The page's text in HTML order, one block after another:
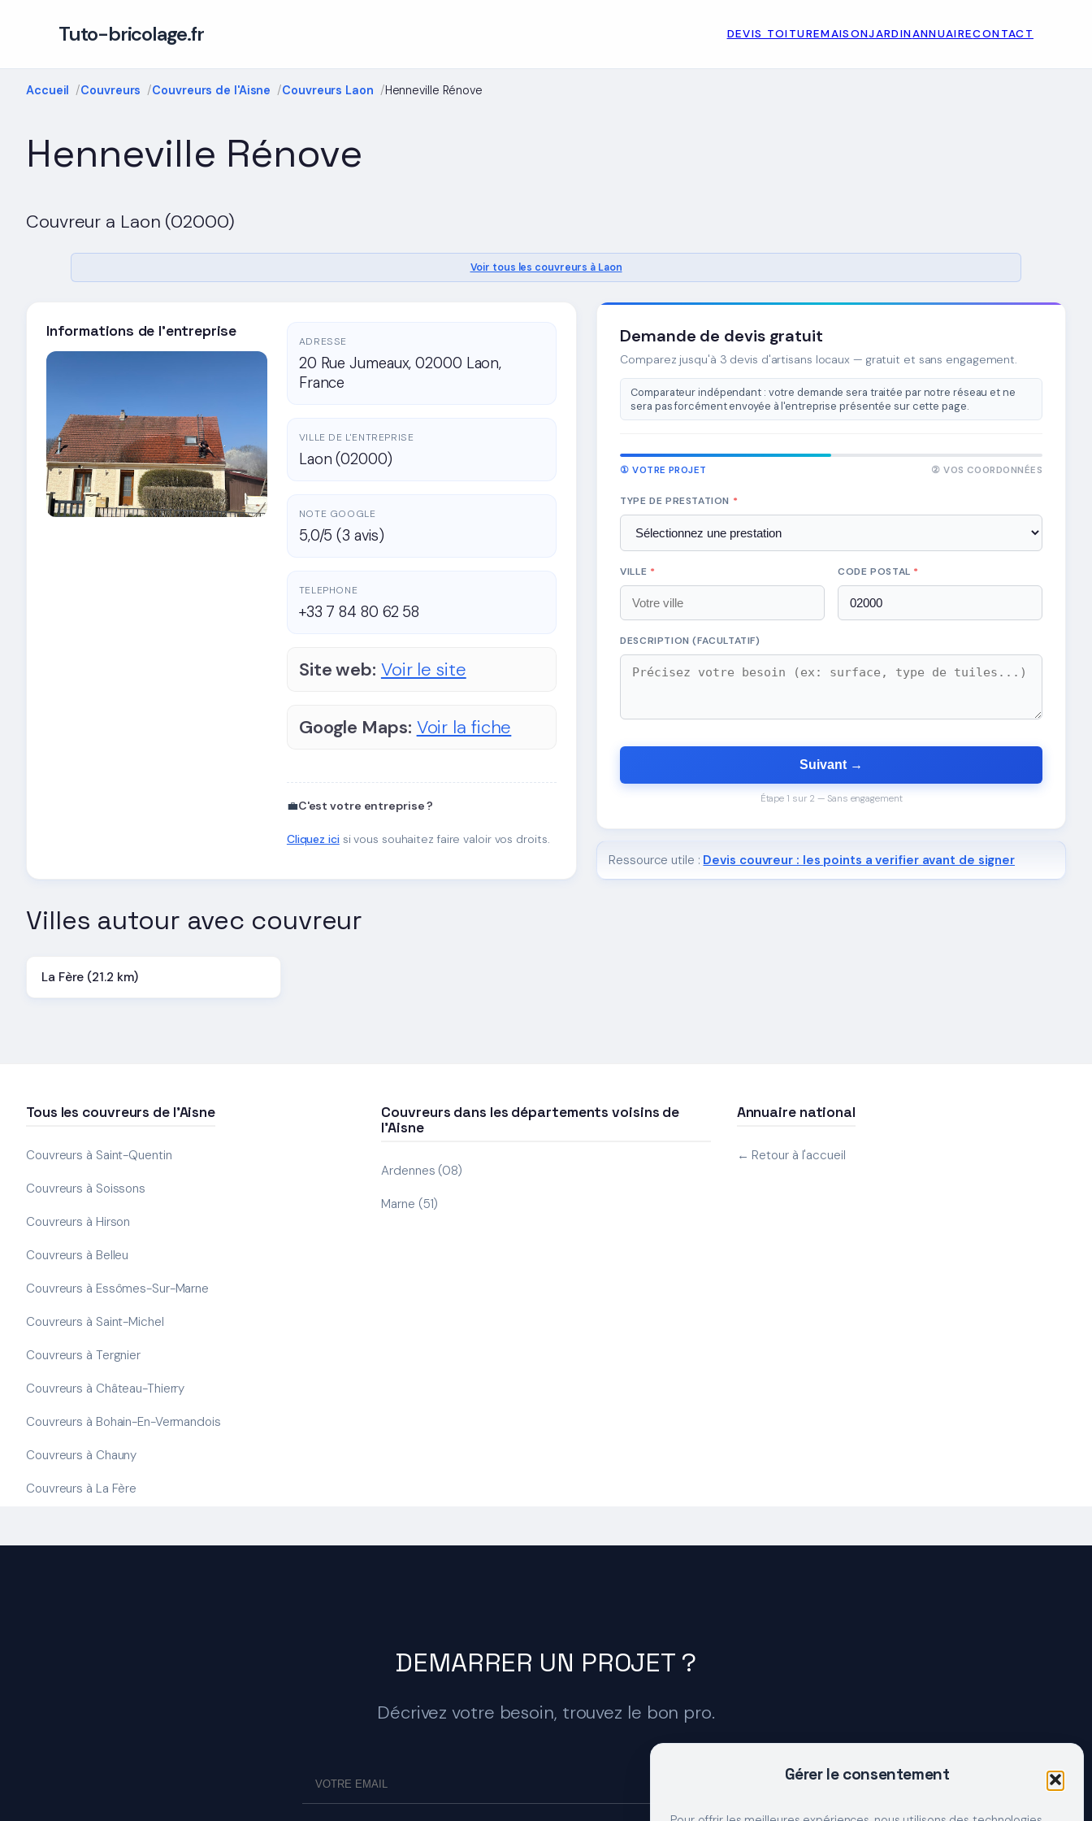
Gérer le consentement
Tuto-bricolage.fr DEVIS TOITUREMAISONJARDINANNUAIRECONTACT
Accueil Couvreurs Couvreurs de l'Aisne Couvreurs Laon Henneville Rénove
Henneville Rénove
Couvreur a Laon (02000)
Voir tous les couvreurs à Laon
Informations de l'entreprise
ADRESSE
20 Rue Jumeaux, 02000 Laon,
France
VILLE DE L'ENTREPRISE
Laon (02000)
NOTE GOOGLE
5,0/5 (3 avis)
TELEPHONE
+33 7 84 80 62 58
Site web: Voir le site
Google Maps: Voir la fiche
💼C'est votre entreprise ?
Cliquez icisi vous souhaitez faire valoir vos droits.
Demande de devis gratuit
Comparez jusqu'à 3 devis d'artisans locaux — gratuit et sans engagement.
Comparateur indépendant : votre demande sera traitée par notre réseau et ne
sera pas forcément envoyée à l'entreprise présentée sur cette page.
① VOTRE PROJET ② VOS COORDONNÉES
TYPE DE PRESTATION *
VILLE * CODE POSTAL *
DESCRIPTION (FACULTATIF)
Suivant →
Étape 1 sur 2 — Sans engagement
Ressource utile : Devis couvreur : les points a verifier avant de signer
Villes autour avec couvreur
La Fère (21.2 km)
Tous les couvreurs de l'Aisne
Couvreurs à Saint-Quentin
Couvreurs à Soissons
Couvreurs à Hirson
Couvreurs à Belleu
Couvreurs à Essômes-Sur-Marne
Couvreurs à Saint-Michel
Couvreurs à Tergnier
Couvreurs à Château-Thierry
Couvreurs à Bohain-En-Vermandois
Couvreurs à Chauny
Couvreurs à La Fère
Couvreurs dans les départements voisins de
l'Aisne
Ardennes (08)
Marne (51)
Annuaire national
← Retour à l'accueil
DEMARRER UN PROJET ?
Décrivez votre besoin, trouvez le bon pro.